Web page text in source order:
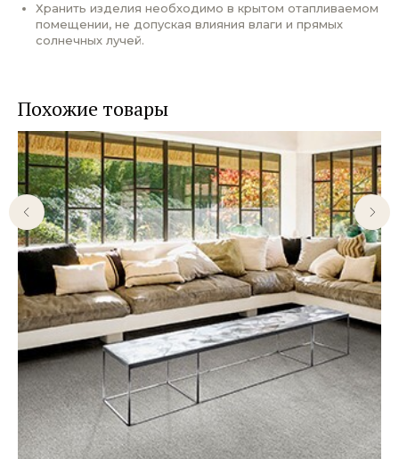
Хранить изделия необходимо в крытом отапливаемом
помещении, не допуская влияния влаги и прямых
солнечных лучей.
Похожие товары